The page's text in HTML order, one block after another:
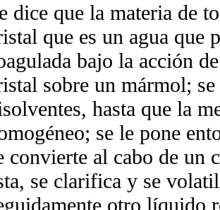
dice que la materia de
que es un agua que
bajo la acción
sobre un mármol;
hasta que la
se le pone
convierte al cabo de un
se clarifica y se
otro